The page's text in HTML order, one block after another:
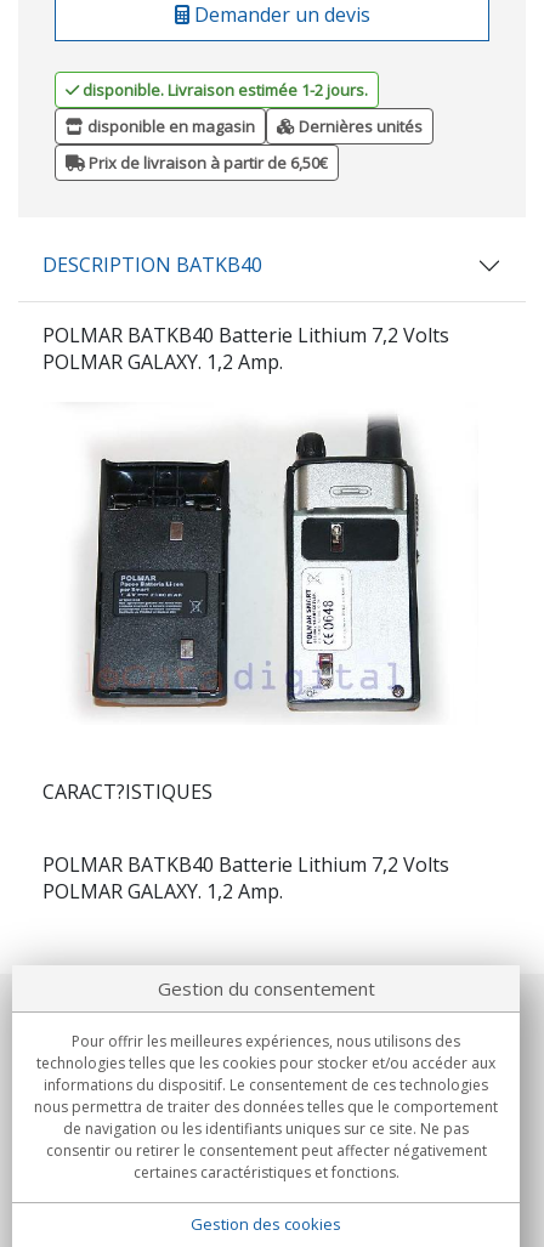
Demander un devis
disponible. Livraison estimée 1-2 jours.
disponible en magasin
Dernières unités
Prix de livraison à partir de 6,50€
DESCRIPTION BATKB40
POLMAR BATKB40 Batterie Lithium 7,2 Volts
POLMAR GALAXY. 1,2 Amp.
CARACT?ISTIQUES
POLMAR BATKB40 Batterie Lithium 7,2 Volts
POLMAR GALAXY. 1,2 Amp.
Notre société
Engagements
Achats
Gestion du consentement
Pour offrir les meilleures expériences, nous utilisons des
technologies telles que les cookies pour stocker et/ou accéder aux
informations du dispositif. Le consentement de ces technologies
nous permettra de traiter des données telles que le comportement
de navigation ou les identifiants uniques sur ce site. Ne pas
consentir ou retirer le consentement peut affecter négativement
certaines caractéristiques et fonctions.
Gestion des cookies